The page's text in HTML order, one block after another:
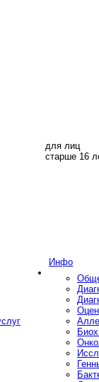
для лиц
старше 16
Инфо